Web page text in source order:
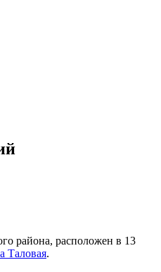
района, расположен в 13
Таловая.